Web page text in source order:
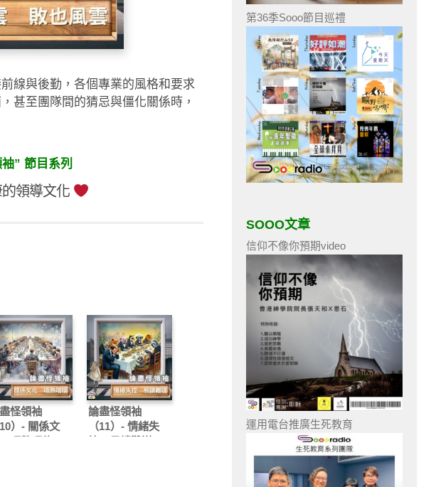
線與後勤，各個專業的風格和要求
甚至團隊間的猜忌與僵化關係時，
” 節目系列
領導文化
怪領袖
10）- 關係文
論盡怪領袖
（11）- 情緒失
第36季Sooo節目巡禮
SOOO文章
信仰不像你預期video
運用電台推廣生死教育